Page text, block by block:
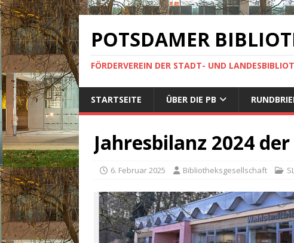
POTSDAMER
FÖRDERVEREIN DER STADT- UND
STARTSEITE ÜBER DIE PB
Jahresbilanz 2024 der
6. Februar 2025 Bibliotheksgesellschaft